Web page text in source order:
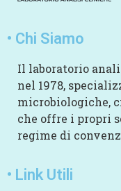
• Chi Siamo
Il laboratorio
nel 1978,
microbiologiche,
che offre i propri
regime di
• Link Utili